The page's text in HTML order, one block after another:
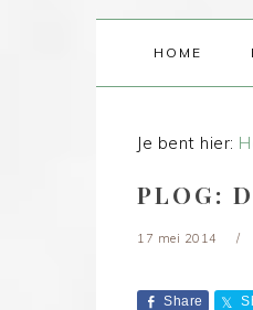
HOME
Je bent hier:
PLOG:
17 mei 2014
Share